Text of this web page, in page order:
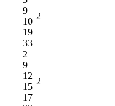
9
10
19
33
2
2
9
12
15
17
2